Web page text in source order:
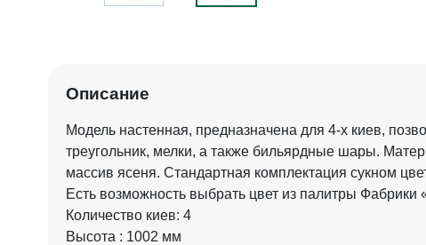
Описание
Модель настенная, предназначена для 4-х киев,
треугольник, мелки, а также бильярдные шары.
массив ясеня. Стандартная комплектация сукном
Есть возможность выбрать цвет из палитры Фабрики
Количество киев: 4
Высота : 1002 мм